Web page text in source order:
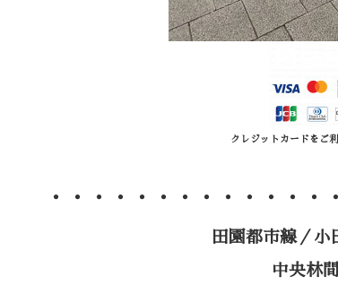
クレジットカードをご
・・・・・・・・・・・・・
田園都市線／ 小
中央林